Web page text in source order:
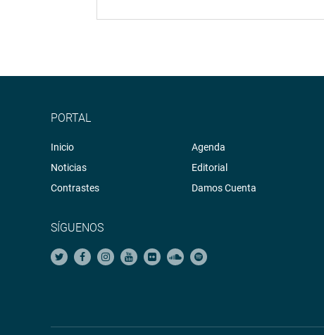
PORTAL
Inicio
Noticias
Contrastes
Agenda
Editorial
Damos Cuenta
SÍGUENOS